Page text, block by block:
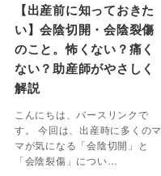
【出産前に知っておきた
い】会陰切開・会陰裂傷
のこと。怖くない？痛く
ない？助産師がやさしく
解説
こんにちは、バースリンクで
す。 今回は、出産時に多くのマ
マが気になる「会陰切開」と
「会陰裂傷」につい…